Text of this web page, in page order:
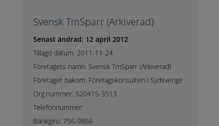
Svensk TmSparr (Arkiverad)
Senast ändrad: 12 april 2012
Tillagd datum: 2011-11-24
Företagets namn: Svensk TmSparr (Arkiverad)
Företaget bakom: Företagskonsulten i Sydsverige
Org.nummer: 520415-3513
Telefonnummer:
Bankgiro: 756-9866